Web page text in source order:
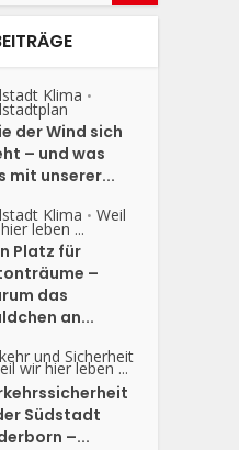
Klima •
der Wind sich
– und was
mit unserer...
Klima • Weil
leben ...
Platz für
–
das
an...
und Sicherheit
wir hier leben ...
Südstadt
–...